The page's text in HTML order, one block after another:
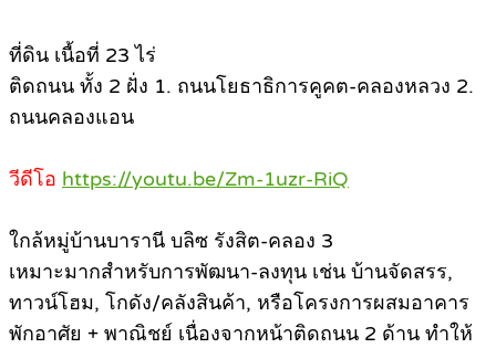
ที่ดิน เนื้อที่ 23 ไร่
ติดถนน ทั้ง 2 ฝั่ง 1. ถนนโยธาธิการคูคต-คลองหลวง 2.
ถนนคลองแอน
วีดีโอ https://youtu.be/Zm-1uzr-RiQ
ใกล้หมู่บ้านบารานี บลิซ รังสิต-คลอง 3
เหมาะมากสำหรับการพัฒนา-ลงทุน เช่น บ้านจัดสรร,
ทาวน์โฮม, โกดัง/คลังสินค้า, หรือโครงการผสมอาคาร
พักอาศัย + พาณิชย์ เนื่องจากหน้าติดถนน 2 ด้าน ทำให้